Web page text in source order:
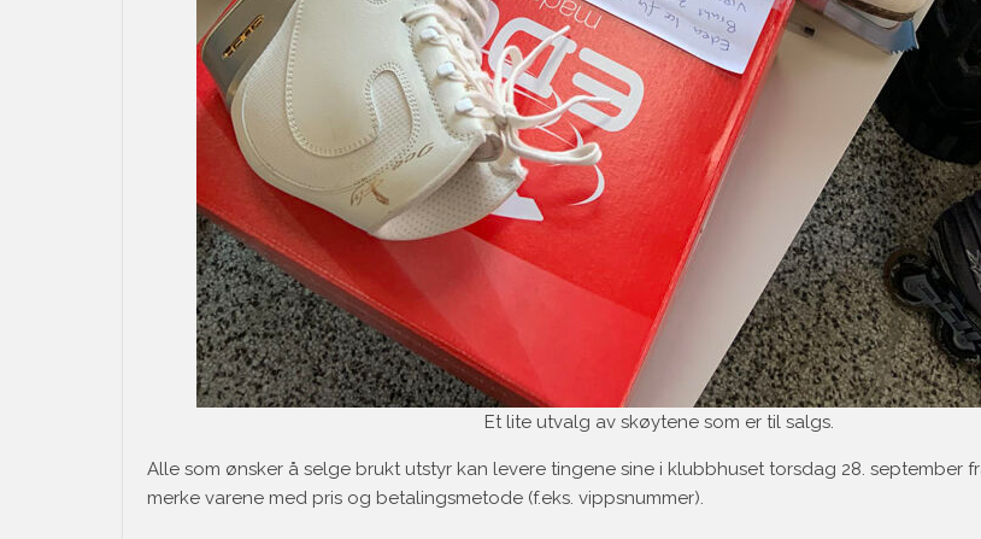
Et lite utvalg av skøytene som er til salgs.
Alle som ønsker å selge brukt utstyr kan levere tingene sine i klubbhuset torsdag 28. september
merke varene med pris og betalingsmetode (f.eks. vippsnummer).